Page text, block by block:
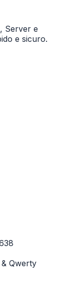
Server e
e sicuro.
Qwerty